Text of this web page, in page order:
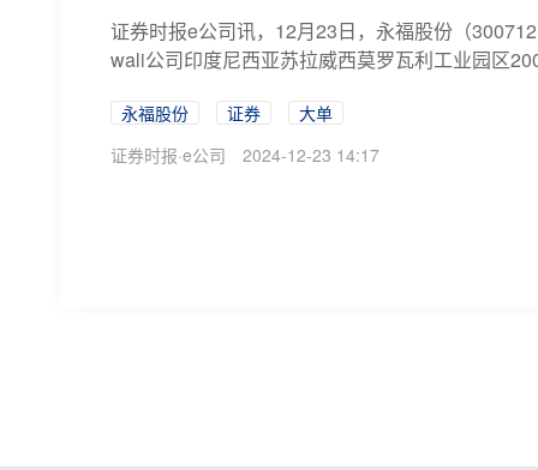
证券时报e公司讯，12月23日，永福股份（
wali公司印度尼西亚苏拉威西莫罗瓦利工业园区
永福股份 证券
大单
证券时报·e公司
2024-12-23 14:17